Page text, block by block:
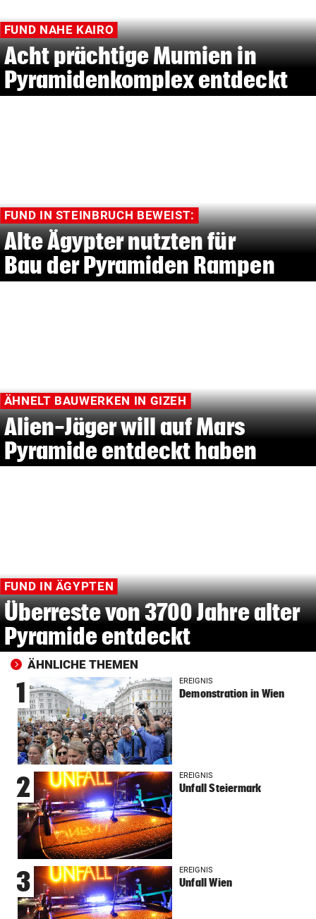
FUND NAHE KAIRO
Acht prächtige Mumien in
Pyramidenkomplex entdeckt
FUND IN STEINBRUCH BEWEIST:
Alte Ägypter nutzten für
Bau der Pyramiden Rampen
ÄHNELT BAUWERKEN IN GIZEH
Alien-Jäger will auf Mars
Pyramide entdeckt haben
FUND IN ÄGYPTEN
Überreste von 3700 Jahre alter
Pyramide entdeckt
ÄHNLICHE THEMEN
1 EREIGNIS
Demonstration in Wien
2 EREIGNIS
Unfall Steiermark
3 EREIGNIS
Unfall Wien